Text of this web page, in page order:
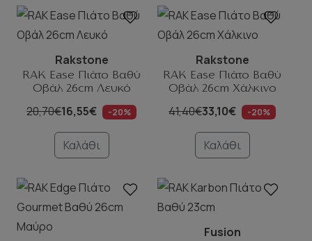
Rakstone
RAK Ease Πιάτο Βαθύ
Οβάλ 26cm Λευκό
20,70€16,55€ -20%
Καλάθι
Rakstone
RAK Ease Πιάτο Βαθύ
Οβάλ 26cm Χάλκινο
41,40€33,10€ -20%
Καλάθι
Fusion